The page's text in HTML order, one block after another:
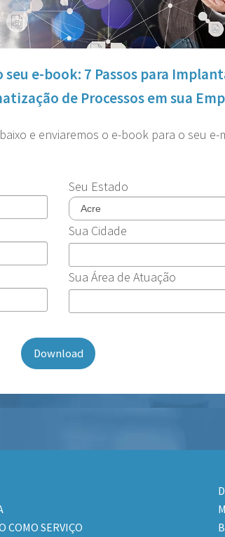
e-book: 7 Passos para
de Processos em sua
e enviaremos o e-book para o seu e-
Seu Estado
Sua Cidade
Sua Área de Atuação
COMO SERVIÇO